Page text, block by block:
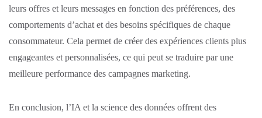
leurs offres et leurs messages en fonction des préférences, des
comportements d’achat et des besoins spécifiques de chaque
consommateur. Cela permet de créer des expériences clients plus
engageantes et personnalisées, ce qui peut se traduire par une
meilleure performance des campagnes marketing.
En conclusion, l’IA et la science des données offrent des